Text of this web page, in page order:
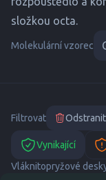
složkou octa.
Molekulární vzorec
Filtrovat
Vynikající
Vláknitopryžové